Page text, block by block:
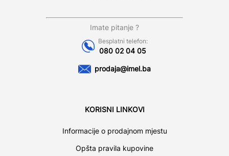
Imate pitanje ?
Besplatni telefon:
080 02 04 05
prodaja@imel.ba
KORISNI LINKOVI
Informacije o prodajnom mjestu
Opšta pravila kupovine